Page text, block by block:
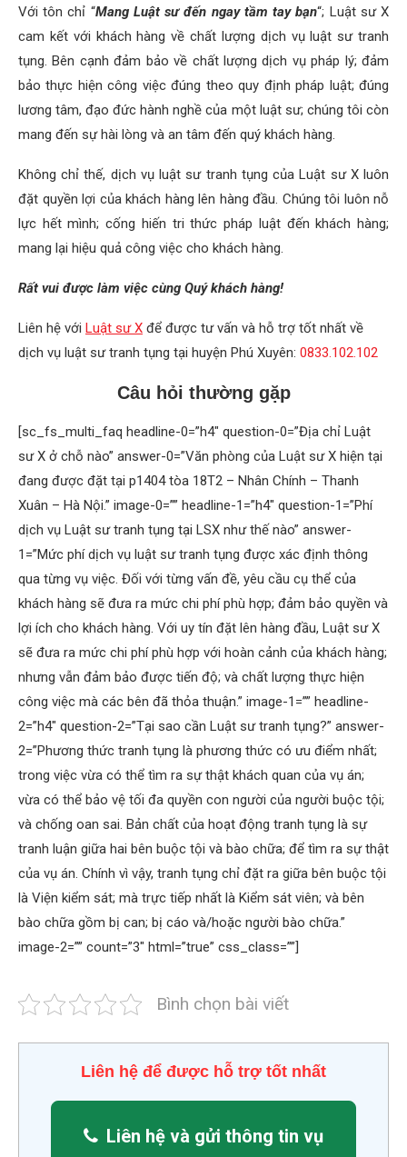
Với tôn chỉ “Mang Luật sư đến ngay tầm tay bạn“; Luật sư X
cam kết với khách hàng về chất lượng dịch vụ luật sư tranh
tụng. Bên cạnh đảm bảo về chất lượng dịch vụ pháp lý; đảm
bảo thực hiện công việc đúng theo quy định pháp luật; đúng
lương tâm, đạo đức hành nghề của một luật sư; chúng tôi còn
mang đến sự hài lòng và an tâm đến quý khách hàng.
Không chỉ thế, dịch vụ luật sư tranh tụng của Luật sư X luôn
đặt quyền lợi của khách hàng lên hàng đầu. Chúng tôi luôn nỗ
lực hết mình; cống hiến tri thức pháp luật đến khách hàng;
mang lại hiệu quả công việc cho khách hàng.
Rất vui được làm việc cùng Quý khách hàng!
Liên hệ với Luật sư X để được tư vấn và hỗ trợ tốt nhất về
dịch vụ luật sư tranh tụng tại huyện Phú Xuyên: 0833.102.102
Câu hỏi thường gặp
[sc_fs_multi_faq headline-0=”h4″ question-0=”Địa chỉ Luật
sư X ở chỗ nào” answer-0=”Văn phòng của Luật sư X hiện tại
đang được đặt tại p1404 tòa 18T2 – Nhân Chính – Thanh
Xuân – Hà Nội.” image-0=”” headline-1=”h4″ question-1=”Phí
dịch vụ Luật sư tranh tụng tại LSX như thế nào” answer-
1=”Mức phí dịch vụ luật sư tranh tụng được xác định thông
qua từng vụ việc. Đối với từng vấn đề, yêu cầu cụ thể của
khách hàng sẽ đưa ra mức chi phí phù hợp; đảm bảo quyền và
lợi ích cho khách hàng. Với uy tín đặt lên hàng đầu, Luật sư X
sẽ đưa ra mức chi phí phù hợp với hoàn cảnh của khách hàng;
nhưng vẫn đảm bảo được tiến độ; và chất lượng thực hiện
công việc mà các bên đã thỏa thuận.” image-1=”” headline-
2=”h4″ question-2=”Tại sao cần Luật sư tranh tụng?” answer-
2=”Phương thức tranh tụng là phương thức có ưu điểm nhất;
trong việc vừa có thể tìm ra sự thật khách quan của vụ án;
vừa có thể bảo vệ tối đa quyền con người của người buộc tội;
và chống oan sai. Bản chất của hoạt động tranh tụng là sự
tranh luận giữa hai bên buộc tội và bào chữa; để tìm ra sự thật
của vụ án. Chính vì vậy, tranh tụng chỉ đặt ra giữa bên buộc tội
là Viện kiểm sát; mà trực tiếp nhất là Kiểm sát viên; và bên
bào chữa gồm bị can; bị cáo và/hoặc người bào chữa.”
image-2=”” count=”3″ html=”true” css_class=””]
Bình chọn bài viết
Liên hệ để được hỗ trợ tốt nhất
Liên hệ và gửi thông tin vụ